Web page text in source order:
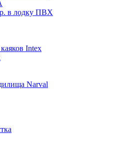
в лодку ПВХ
Intex
Narval